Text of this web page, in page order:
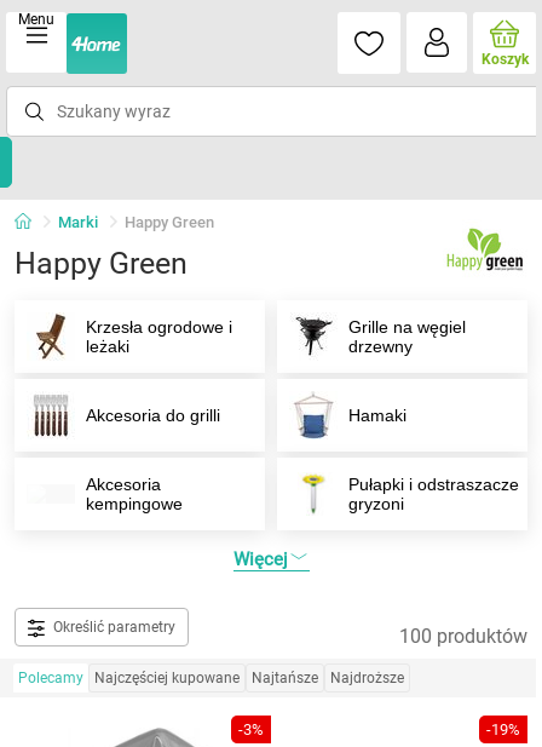
Menu
Koszyk
Marki Happy Green
Happy Green
Krzesła ogrodowe i
leżaki
Grille na węgiel
drzewny
Akcesoria do grilli Hamaki
Akcesoria
kempingowe
Pułapki i odstraszacze
gryzoni
Więcej
Określić parametry 100 produktów
Polecamy Najczęściej kupowane Najtańsze Najdroższe
-3% -19%